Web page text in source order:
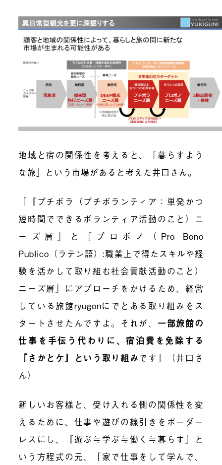
地域と宿の関係性を考えると、「暮らすよう
な旅」という市場があると考えた井口さん。
「『プチボラ（プチボランティア：単発かつ
短時間でできるボランティア活動のこと）ニ
ーズ層』と『プロボノ（Pro Bono
Publico（ラテン語）:職業上で得たスキルや経
験を活かして取り組む社会貢献活動のこと）
ニーズ層』にアプローチをかけるため、経営
している旅館ryugonに でとある取り組みをス
タートさせたんですよ。それが、 一部旅館の
仕事を手伝う代わりに、宿泊費を免除する
『さかとケ』という取り組みです」（井口さ
ん）
新しいお客様と、受け入れる側の関係性を変
えるために、仕事や遊びの線引きをボーダー
レスにし、
『遊ぶ≒学ぶ≒働く≒暮らす 』
と
いう方程式の元、
「家で仕事をして学んで、